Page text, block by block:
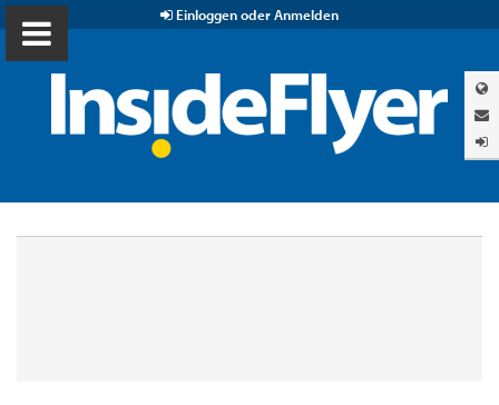
Einloggen oder Anmelden